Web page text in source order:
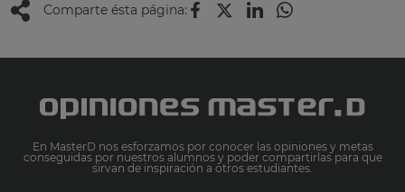
Comparte ésta página:
En MasterD nos esforzamos por conocer las opiniones y metas
conseguidas por nuestros alumnos y poder compartirlas para que
sirvan de inspiración a otros estudiantes.